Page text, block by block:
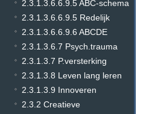
2.3.1.3.6.6.9.5 ABC-schema
2.3.1.3.6.6.9.5 Redelijk
2.3.1.3.6.6.9.6 ABCDE
2.3.1.3.6.7 Psych.trauma
2.3.1.3.7 P.versterking
2.3.1.3.8 Leven lang leren
2.3.1.3.9 Innoveren
2.3.2 Creatieve